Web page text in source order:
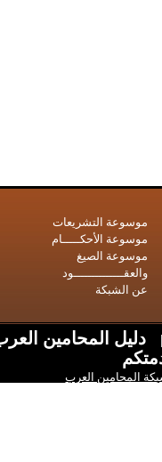
التشريعات
الأحكـــــام
الصيغ
المحامين العرب |
العرب